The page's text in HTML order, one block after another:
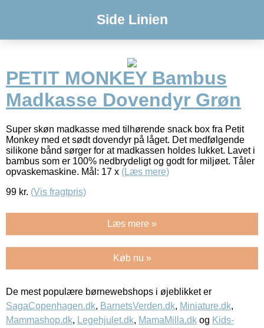
Side Linien
PETIT MONKEY Bambus
Madkasse Dovendyr Grøn
Super skøn madkasse med tilhørende snack box fra Petit
Monkey med et sødt dovendyr på låget. Det medfølgende
silikone bånd sørger for at madkassen holdes lukket. Lavet i
bambus som er 100% nedbrydeligt og godt for miljøet. Tåler
opvaskemaskine. Mål: 17 x (Læs mere)
99 kr. (Vis fragtpris)
Læs mere »
Køb nu »
De mest populære børnewebshops i øjeblikket er
SagaCopenhagen.dk, BarnetsVerden.dk, Miniature.dk,
Mammashop.dk, Legehjulet.dk, MamaMilla.dk og Kids-